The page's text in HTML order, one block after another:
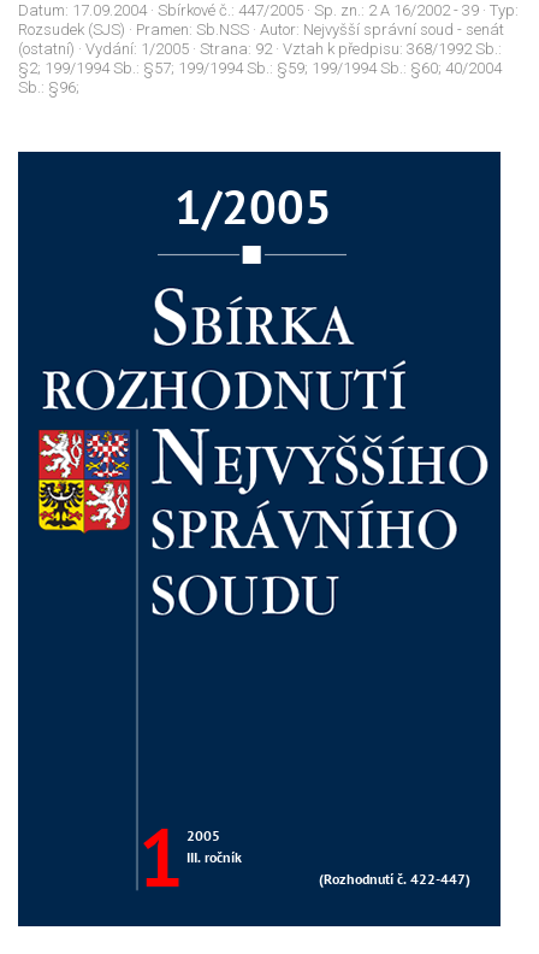
Datum: 17.09.2004· Sbírkové č.: 447/2005 · Sp. zn.: 2 A 16/2002 - 39 · Typ:
Rozsudek (SJS) · Pramen: Sb.NSS · Autor: Nejvyšší správní soud - senát
(ostatní) · Vydání: 1/2005 · Strana: 92· Vztah k předpisu: 368/1992 Sb.:
§2; 199/1994 Sb.: §57; 199/1994 Sb.: §59; 199/1994 Sb.: §60; 40/2004
Sb.: §96;